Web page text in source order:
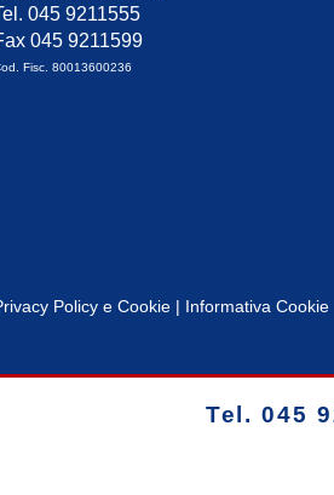
045 9211555
045 9211599
Fisc. 80013600236
Policy e Cookie | Informativa Cookie
Tel. 045